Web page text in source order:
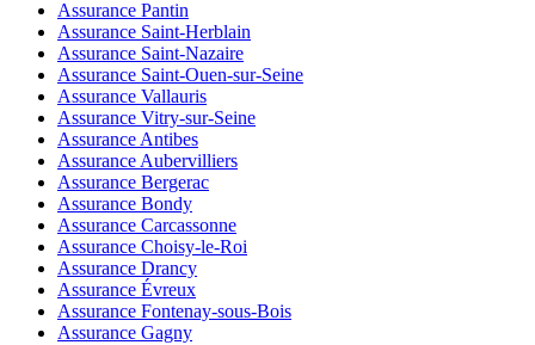
Assurance Pantin
Assurance Saint-Herblain
Assurance Saint-Nazaire
Assurance Saint-Ouen-sur-Seine
Assurance Vallauris
Assurance Vitry-sur-Seine
Assurance Antibes
Assurance Aubervilliers
Assurance Bergerac
Assurance Bondy
Assurance Carcassonne
Assurance Choisy-le-Roi
Assurance Drancy
Assurance Évreux
Assurance Fontenay-sous-Bois
Assurance Gagny